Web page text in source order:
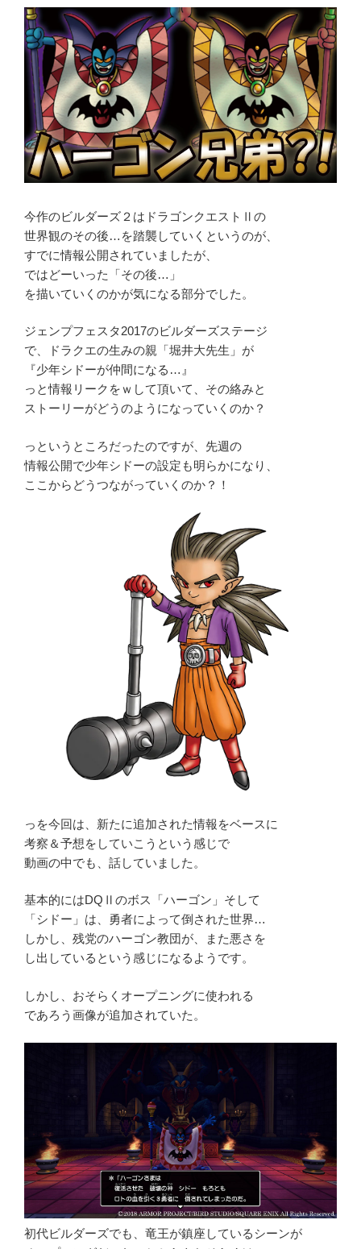
今作のビルダーズ２はドラゴンクエストⅡの
世界観のその後…を踏襲していくというのが、
すでに情報公開されていましたが、
ではどーいった「その後…」
を描いていくのかが気になる部分でした。
ジェンプフェスタ2017のビルダーズステージ
で、ドラクエの生みの親「堀井大先生」が
『少年シドーが仲間になる…』
っと情報リークをｗして頂いて、その絡みと
ストーリーがどうのようになっていくのか？
っというところだったのですが、先週の
情報公開で少年シドーの設定も明らかになり、
ここからどうつながっていくのか？！
っを今回は、新たに追加された情報をベースに
考察＆予想をしていこうという感じで
動画の中でも、話していました。
基本的にはDQⅡのボス「ハーゴン」そして
「シドー」は、勇者によって倒された世界…
しかし、残党のハーゴン教団が、また悪さを
し出しているという感じになるようです。
しかし、おそらくオープニングに使われる
であろう画像が追加されていた。
初代ビルダーズでも、竜王が鎮座しているシーンが